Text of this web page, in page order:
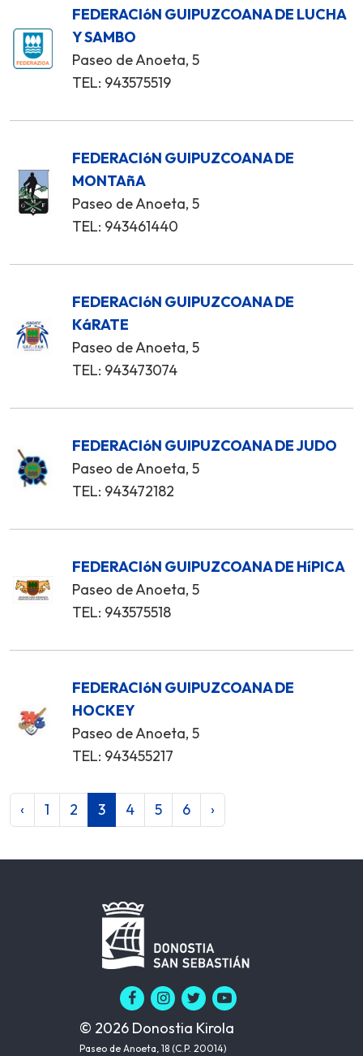
FEDERACIóN GUIPUZCOANA DE LUCHA
Y SAMBO
Paseo de Anoeta, 5
TEL: 943575519
FEDERACIóN GUIPUZCOANA DE
MONTAñA
Paseo de Anoeta, 5
TEL: 943461440
FEDERACIóN GUIPUZCOANA DE
KáRATE
Paseo de Anoeta, 5
TEL: 943473074
FEDERACIóN GUIPUZCOANA DE JUDO
Paseo de Anoeta, 5
TEL: 943472182
FEDERACIóN GUIPUZCOANA DE HíPICA
Paseo de Anoeta, 5
TEL: 943575518
FEDERACIóN GUIPUZCOANA DE
HOCKEY
Paseo de Anoeta, 5
TEL: 943455217
‹ 1 2 3 4 5 6 ›
© 2026 Donostia Kirola
Paseo de Anoeta, 18 (C.P. 20014)